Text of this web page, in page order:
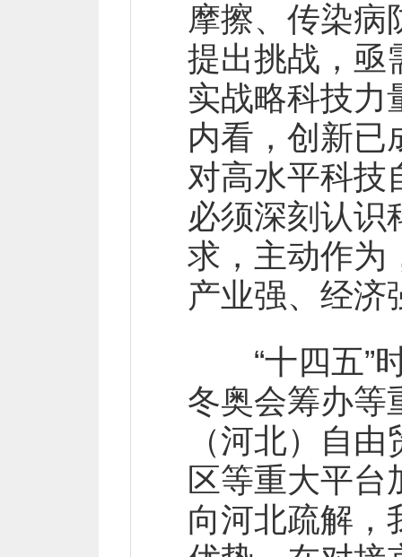
摩擦、传染病
提出挑战，亟
实战略科技力
内看，创新已
对高水平科技
必须深刻认识
求，主动作为
产业强、经济
“十四五”时
冬奥会筹办等
（河北）自
区等重大平
向河北疏解，